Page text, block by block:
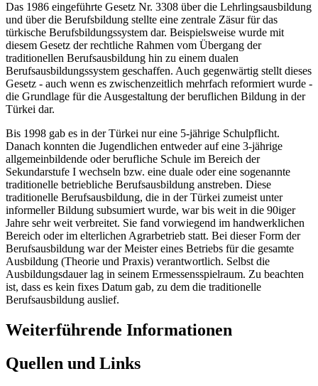
Das 1986 eingeführte Gesetz Nr. 3308 über die Lehrlingsausbildung
und über die Berufsbildung stellte eine zentrale Zäsur für das
türkische Berufsbildungssystem dar. Beispielsweise wurde mit
diesem Gesetz der rechtliche Rahmen vom Übergang der
traditionellen Berufsausbildung hin zu einem dualen
Berufsausbildungssystem geschaffen. Auch gegenwärtig stellt dieses
Gesetz - auch wenn es zwischenzeitlich mehrfach reformiert wurde -
die Grundlage für die Ausgestaltung der beruflichen Bildung in der
Türkei dar.
Bis 1998 gab es in der Türkei nur eine 5-jährige Schulpflicht.
Danach konnten die Jugendlichen entweder auf eine 3-jährige
allgemeinbildende oder berufliche Schule im Bereich der
Sekundarstufe I wechseln bzw. eine duale oder eine sogenannte
traditionelle betriebliche Berufsausbildung anstreben. Diese
traditionelle Berufsausbildung, die in der Türkei zumeist unter
informeller Bildung subsumiert wurde, war bis weit in die 90iger
Jahre sehr weit verbreitet. Sie fand vorwiegend im handwerklichen
Bereich oder im elterlichen Agrarbetrieb statt. Bei dieser Form der
Berufsausbildung war der Meister eines Betriebs für die gesamte
Ausbildung (Theorie und Praxis) verantwortlich. Selbst die
Ausbildungsdauer lag in seinem Ermessensspielraum. Zu beachten
ist, dass es kein fixes Datum gab, zu dem die traditionelle
Berufsausbildung auslief.
Weiterführende Informationen
Quellen und Links